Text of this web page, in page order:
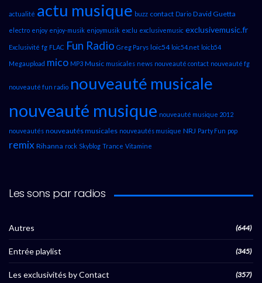
actualité actu musique buzz contact Dario David Guetta
electro enjoy enjoy-musik enjoymusik exclu exclusivemusic exclusivemusic.fr
Exclusivité fg FLAC Fun Radio Greg Parys loic54 loic54.net loicb54
Megaupload mico MP3 Music musicales news nouveauté contact nouveauté fg
nouveauté fun radio nouveauté musicale
nouveauté musique nouveauté musique 2012
nouveautés nouveautés musicales nouveautés musique NRJ Party Fun pop
remix Rihanna rock Skyblog Trance Vitamine
Les sons par radios
Autres (644)
Entrée playlist (345)
Les exclusivités by Contact (357)